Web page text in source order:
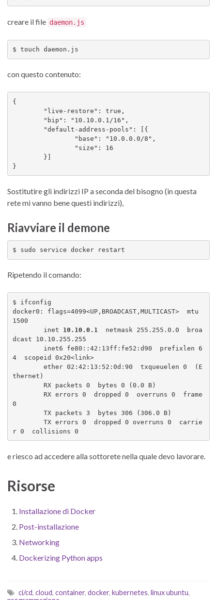
creare il file daemon.js
$ touch daemon.js
con questo contenuto:
{
Sostitutire gli indirizzi IP a seconda del bisogno (in questa
rete mi vanno bene questi indirizzi),
Riavviare il demone
$ sudo service docker restart
Ripetendo il comando:
$ ifconfig
docker0: flags=4099<UP,BROADCAST,MULTICAST>  mtu
1500
        inet
10.10.0.1
  netmask 255.255.0.0  broa
dcast 10.10.255.255
4  scopeid 0x20<link>
thernet)
0
r 0  collisions 0
e riesco ad accedere alla sottorete nella quale devo lavorare.
Risorse
Installazione di Docker
Post-installazione
Networking
Dockerizing Python apps
ci/cd, cloud, container, docker, kubernetes, linux ubuntu,